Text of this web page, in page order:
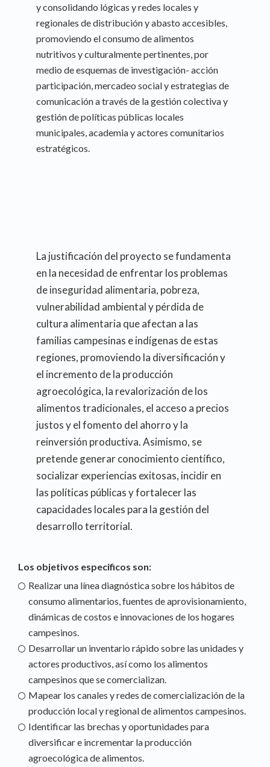
y consolidando lógicas y redes locales y
regionales de distribución y abasto accesibles,
promoviendo el consumo de alimentos
nutritivos y culturalmente pertinentes, por
medio de esquemas de investigación- acción
participación, mercadeo social y estrategias de
comunicación a través de la gestión colectiva y
gestión de políticas públicas locales
municipales, academia y actores comunitarios
estratégicos.
La justificación del proyecto se fundamenta
en la necesidad de enfrentar los problemas
de inseguridad alimentaria, pobreza,
vulnerabilidad ambiental y pérdida de
cultura alimentaria que afectan a las
familias campesinas e indígenas de estas
regiones, promoviendo la diversificación y
el incremento de la producción
agroecológica, la revalorización de los
alimentos tradicionales, el acceso a precios
justos y el fomento del ahorro y la
reinversión productiva. Asimismo, se
pretende generar conocimiento científico,
socializar experiencias exitosas, incidir en
las políticas públicas y fortalecer las
capacidades locales para la gestión del
desarrollo territorial.
Los objetivos especificos son:
Realizar una línea diagnóstica sobre los hábitos de
consumo alimentarios, fuentes de aprovisionamiento,
dinámicas de costos e innovaciones de los hogares
campesinos.
Desarrollar un inventario rápido sobre las unidades y
actores productivos, así como los alimentos
campesinos que se comercializan.
Mapear los canales y redes de comercialización de la
producción local y regional de alimentos campesinos.
Identificar las brechas y oportunidades para
diversificar e incrementar la producción
agroecológica de alimentos.